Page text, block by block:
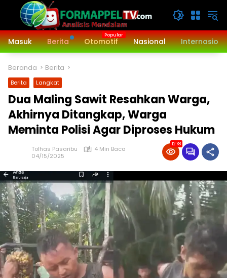
Langsung
konten
Masuk
Berita Otomotif Nasional
Beranda Berita
Berita Langkat
Dua Maling Sawit Resahkan Warga,
Akhirnya Ditangkap, Warga
Meminta Polisi Agar Diproses Hukum
Tolhas Pasaribu
4 Min Baca
04/15/2025
1278